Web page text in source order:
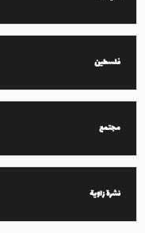
فلسطين
مجتمع
نشرة زاوية